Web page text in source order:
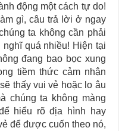
động một cách tự do!
gì, câu trả lời ở ngay
ta không cần phải
nghĩ quá nhiều! Hiện tại
đang bao bọc xung
tiềm thức cảm nhận
thấy vui vẻ hoặc lo âu
chúng ta không màng
hiểu rõ địa hình hay
để được cuốn theo nó,